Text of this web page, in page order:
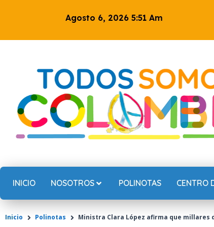
Agosto 6, 2026 5:51 Am
INICIO NOSOTROS POLINOTAS CENTRO
Inicio Polinotas Ministra Clara López afirma que millares